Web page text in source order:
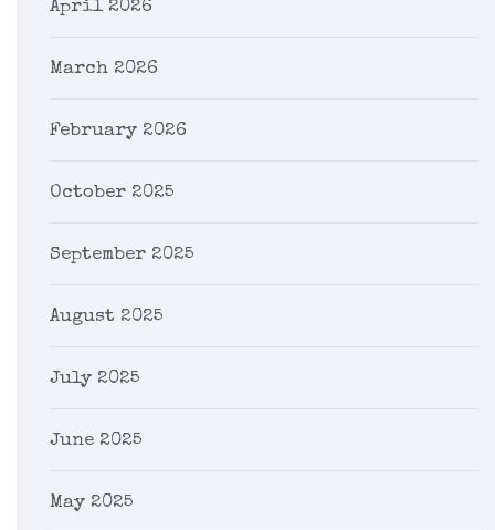
April 2026
March 2026
February 2026
October 2025
September 2025
August 2025
July 2025
June 2025
May 2025